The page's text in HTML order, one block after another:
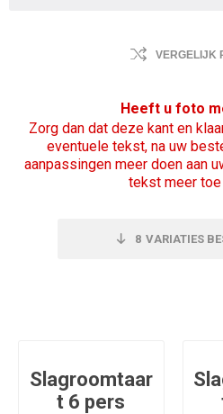
VERGELIJK
Heeft u foto
Zorg dan dat deze kant en
eventuele tekst, na uw
aanpassingen meer doen aan
tekst meer toe
8 VARIATIES
Slagroomtaar
t 6 pers